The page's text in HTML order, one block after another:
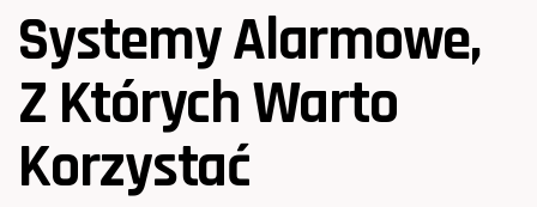
Systemy Alarmowe,
Z Których Warto
Korzystać